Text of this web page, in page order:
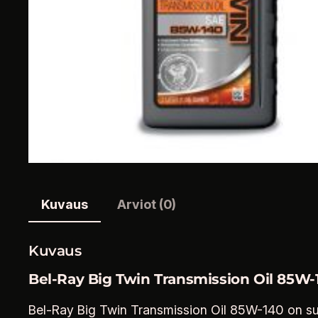
Kuvaus Arviot (0)
Kuvaus
Bel-Ray Big Twin Transmission Oil 85W-
Bel-Ray Big Twin Transmission Oil 85W-140 on